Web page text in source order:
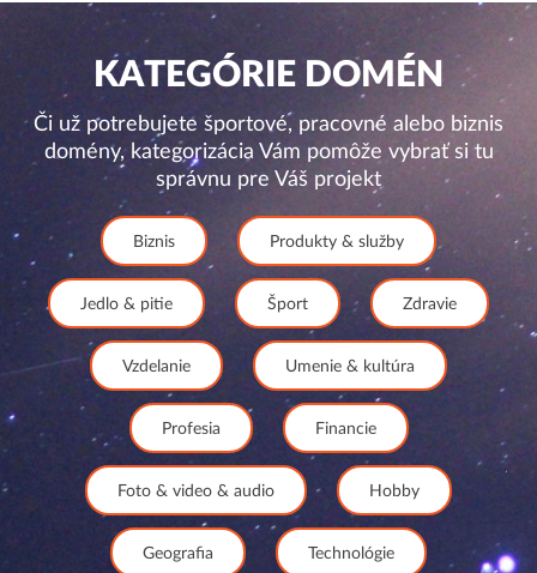
KATEGÓRIE DOMÉN
Či už potrebujete športové, pracovné alebo biznis
domény, kategorizácia Vám pomôže vybrať si tu
správnu pre Váš projekt
Biznis Produkty & služby
Jedlo & pitie Šport Zdravie
Vzdelanie Umenie & kultúra
Profesia Financie
Foto & video & audio Hobby
Geografia Technológie